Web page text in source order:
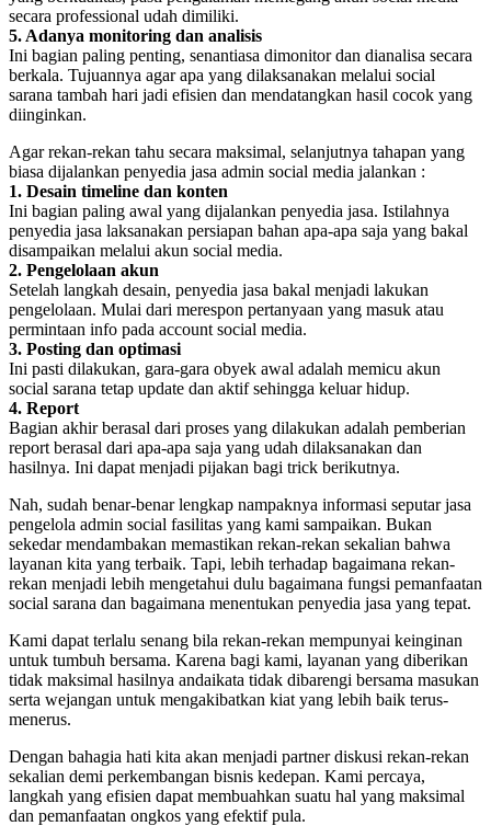
secara professional udah dimiliki.
5. Adanya monitoring dan analisis
Ini bagian paling penting, senantiasa dimonitor dan dianalisa secara
berkala. Tujuannya agar apa yang dilaksanakan melalui social
sarana tambah hari jadi efisien dan mendatangkan hasil cocok yang
diinginkan.
Agar rekan-rekan tahu secara maksimal, selanjutnya tahapan yang
biasa dijalankan penyedia jasa admin social media jalankan :
1. Desain timeline dan konten
Ini bagian paling awal yang dijalankan penyedia jasa. Istilahnya
penyedia jasa laksanakan persiapan bahan apa-apa saja yang bakal
disampaikan melalui akun social media.
2. Pengelolaan akun
Setelah langkah desain, penyedia jasa bakal menjadi lakukan
pengelolaan. Mulai dari merespon pertanyaan yang masuk atau
permintaan info pada account social media.
3. Posting dan optimasi
Ini pasti dilakukan, gara-gara obyek awal adalah memicu akun
social sarana tetap update dan aktif sehingga keluar hidup.
4. Report
Bagian akhir berasal dari proses yang dilakukan adalah pemberian
report berasal dari apa-apa saja yang udah dilaksanakan dan
hasilnya. Ini dapat menjadi pijakan bagi trick berikutnya.
Nah, sudah benar-benar lengkap nampaknya informasi seputar jasa
pengelola admin social fasilitas yang kami sampaikan. Bukan
sekedar mendambakan memastikan rekan-rekan sekalian bahwa
layanan kita yang terbaik. Tapi, lebih terhadap bagaimana rekan-
rekan menjadi lebih mengetahui dulu bagaimana fungsi pemanfaatan
social sarana dan bagaimana menentukan penyedia jasa yang tepat.
Kami dapat terlalu senang bila rekan-rekan mempunyai keinginan
untuk tumbuh bersama. Karena bagi kami, layanan yang diberikan
tidak maksimal hasilnya andaikata tidak dibarengi bersama masukan
serta wejangan untuk mengakibatkan kiat yang lebih baik terus-
menerus.
Dengan bahagia hati kita akan menjadi partner diskusi rekan-rekan
sekalian demi perkembangan bisnis kedepan. Kami percaya,
langkah yang efisien dapat membuahkan suatu hal yang maksimal
dan pemanfaatan ongkos yang efektif pula.